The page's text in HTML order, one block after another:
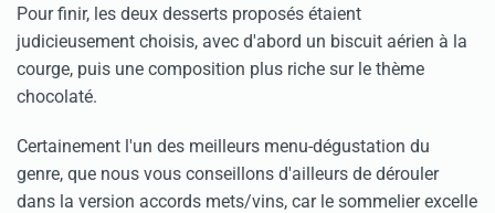
Pour finir, les deux desserts proposés étaient
judicieusement choisis, avec d'abord un biscuit aérien à la
courge, puis une composition plus riche sur le thème
chocolaté.
Certainement l'un des meilleurs menu-dégustation du
genre, que nous vous conseillons d'ailleurs de dérouler
dans la version accords mets/vins, car le sommelier excelle